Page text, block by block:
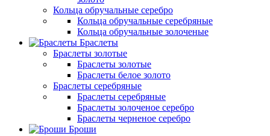
Кольца обручальные серебро
Кольца обручальные серебряные
Кольца обручальные золоченые
Браслеты
Браслеты золотые
Браслеты золотые
Браслеты белое золото
Браслеты серебряные
Браслеты cеребряные
Браслеты золоченое серебро
Браслеты черненое серебро
Броши